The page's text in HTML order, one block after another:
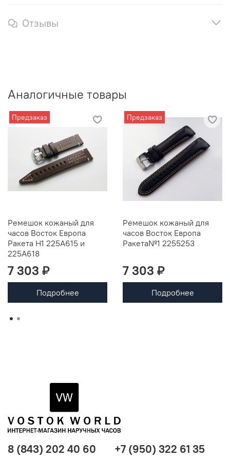
Отзывы
Аналогичные товары
Предзаказ
Ремешок кожаный для
часов Восток Европа
Ракета Н1 225A615 и
225А618
7 303 ₽
Подробнее
Предзаказ
Ремешок кожаный для
часов Восток Европа
Ракета№1 2255253
7 303 ₽
Подробнее
8 (843) 202 40 60 +7 (950) 322 61 35